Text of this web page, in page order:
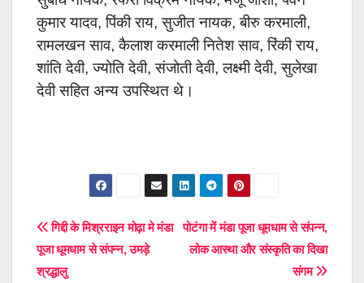
कुमार यादव, पिंकी राय, सुजीत नायक, बीरु करमाली,
रामलखन साव, कैलाश करमाली नितेश साव, रिंकी राय,
शांति देवी, ज्योति देवी, संजोती देवी, लक्ष्मी देवी, सुलेखा
देवी सहित अन्य उपस्थित थे।
Post
navigation
पोटंगा में मंडा पूजा धूमधाम से संपन्न,
लोक आस्था और संस्कृति का दिखा
संगम
गिद्दी के मिश्रराइन मोढ़ा मे मंडा
पूजा धूमधाम से संपन्न, उमड़े
श्रद्धालु